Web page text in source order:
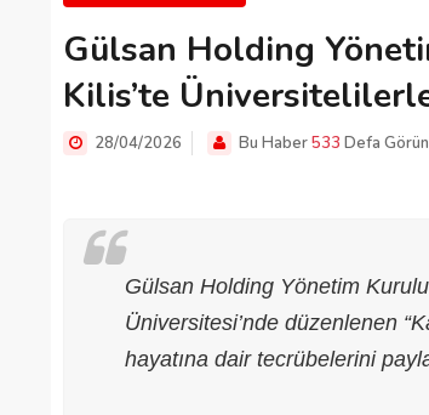
Gülsan Holding
Kilis’te
28/04/2026 Bu Haber533 Defa
Gülsan Holding Yönetim
Üniversitesi’nde düzenlenen
hayatına dair tecrübelerini